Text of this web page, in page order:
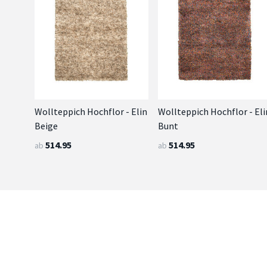
Wollteppich Hochflor - Elin
Beige
ab 514.95
Wollteppich Hochflor -
Bunt
ab 514.95